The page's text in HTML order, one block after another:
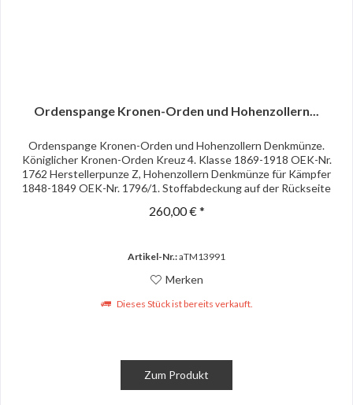
Ordenspange Kronen-Orden und Hohenzollern...
Ordenspange Kronen-Orden und Hohenzollern Denkmünze.
Königlicher Kronen-Orden Kreuz 4. Klasse 1869-1918 OEK-Nr.
1762 Herstellerpunze Z, Hohenzollern Denkmünze für Kämpfer
1848-1849 OEK-Nr. 1796/1. Stoffabdeckung auf der Rückseite
260,00 € *
Artikel-Nr.:aTM13991
Merken
Dieses Stück ist bereits verkauft.
Zum Produkt